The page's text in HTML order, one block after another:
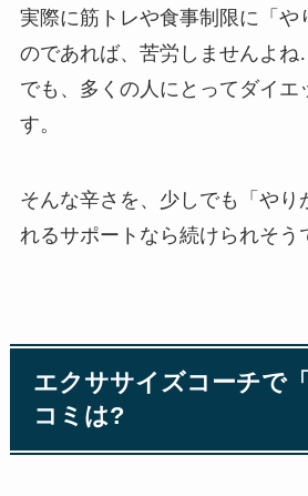
実際に筋トレや食事制限に「や
のであれば、苦労しませんよね
でも、多くの人にとってダイエ
す。
そんな辛さを、少しでも「やり
れるサポートなら続けられそう
エクササイズコーチで
コミは?